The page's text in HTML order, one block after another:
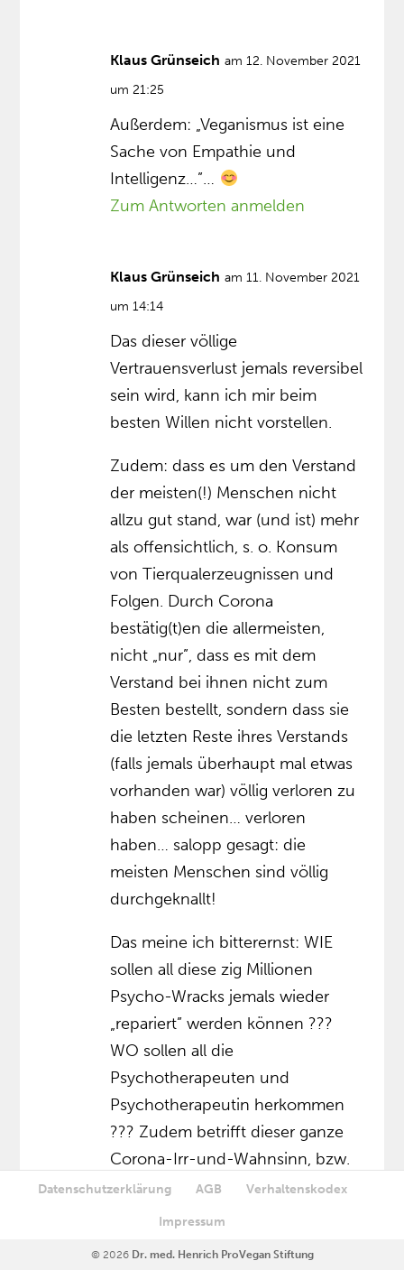
Klaus Grünseich am 12. November 2021
um 21:25
Außerdem: „Veganismus ist eine
Sache von Empathie und
Intelligenz…”…
Zum Antworten anmelden
Klaus Grünseich am 11. November 2021
um 14:14
Das dieser völlige
Vertrauensverlust jemals reversibel
sein wird, kann ich mir beim
besten Willen nicht vorstellen.
Zudem: dass es um den Verstand
der meisten(!) Menschen nicht
allzu gut stand, war (und ist) mehr
als offensichtlich, s. o. Konsum
von Tierqualerzeugnissen und
Folgen. Durch Corona
bestätig(t)en die allermeisten,
nicht „nur”, dass es mit dem
Verstand bei ihnen nicht zum
Besten bestellt, sondern dass sie
die letzten Reste ihres Verstands
(falls jemals überhaupt mal etwas
vorhanden war) völlig verloren zu
haben scheinen… verloren
haben… salopp gesagt: die
meisten Menschen sind völlig
durchgeknallt!
Das meine ich bitterernst: WIE
sollen all diese zig Millionen
Psycho-Wracks jemals wieder
„repariert” werden können ???
WO sollen all die
Psychotherapeuten und
Psychotherapeutin herkommen
??? Zudem betrifft dieser ganze
Corona-Irr-und-Wahnsinn, bzw.
die durch die verbrecherischen
Protagonisten in Politik und
Datenschutzerklärung AGB Verhaltenskodex
Impressum
© 2026 Dr. med. Henrich ProVegan Stiftung